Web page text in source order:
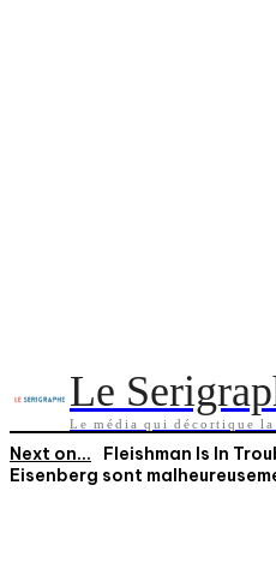
Le
Le média qui décortique
Next on...
Fleishman Is In
Eisenberg sont